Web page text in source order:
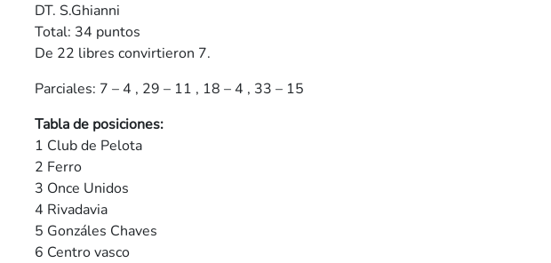
DT. S.Ghianni
Total: 34 puntos
De 22 libres convirtieron 7.
Parciales: 7 – 4 , 29 – 11 , 18 – 4 , 33 – 15
Tabla de posiciones:
1 Club de Pelota
2 Ferro
3 Once Unidos
4 Rivadavia
5 Gonzáles Chaves
6 Centro vasco